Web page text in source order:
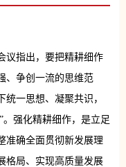
议指出，要把精耕细作
、争创一流的思维范
一思想、凝聚共识，
。强化精耕细作，是立足
准确全面贯彻新发展理
格局、实现高质量发展